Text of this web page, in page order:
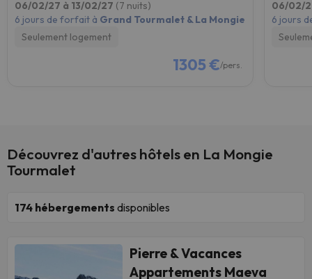
06/02/27 à 13/02/27 (7 nuits)
6 jours de forfait à Grand Tourmalet & La Mongie
Seulement logement
1305 €/pers.
06/02/
6 jours
Découvrez d'autres hôtels en La Mongie
Tourmalet
174 hébergements disponibles
Pierre & Vacances
Appartements Maeva